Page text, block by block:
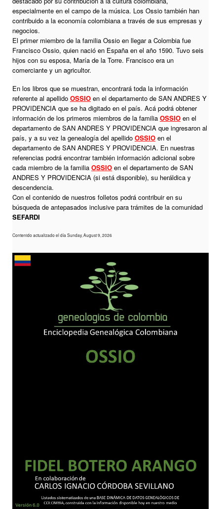
especialmente en el campo de la música. Los Ossio también han
contribuido a la economía colombiana a través de sus empresas y
negocios.
El primer miembro de la familia Ossio en llegar a Colombia fue
Francisco Ossio, quien nació en España en el año 1590. Tuvo seis
hijos con su esposa, María de la Torre. Francisco era un
comerciante y un agricultor.
En los libros que se muestran, encontrará toda la información
referente al apellido OSSIO en el departamento de SAN ANDRES Y
PROVIDENCIA que se ha digitado en el país. Acá podrá obtener
información de los primeros miembros de la familia OSSIO en el
departamento de SAN ANDRES Y PROVIDENCIA que ingresaron al
país, y a su vez la genealogía del apellido OSSIO en el
departamento de SAN ANDRES Y PROVIDENCIA. En nuestras
referencias podrá encontrar también información adicional sobre
cada miembro de la familia OSSIO en el departamento de SAN
ANDRES Y PROVIDENCIA (si está disponible), su heráldica y
descendencia.
Con el contenido de nuestros folletos podrá contribuir en su
búsqueda de antepasados inclusive para trámites de la comunidad
SEFARDI
Contenido actualizado el día Sunday, August 9, 2026